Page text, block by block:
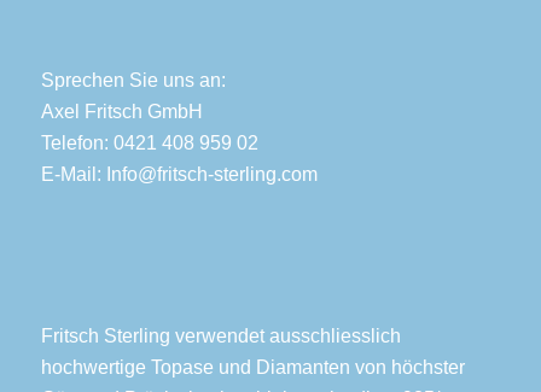
Sprechen Sie uns an:
Axel Fritsch GmbH
Telefon: 0421 408 959 02
E-Mail: Info@fritsch-sterling.com
Fritsch Sterling verwendet ausschliesslich
hochwertige Topase und Diamanten von höchster